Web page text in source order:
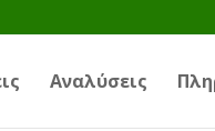
Αναλύσεις